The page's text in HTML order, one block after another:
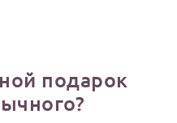
подарок